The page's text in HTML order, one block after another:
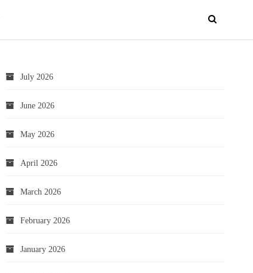
July 2026
June 2026
May 2026
April 2026
March 2026
February 2026
January 2026